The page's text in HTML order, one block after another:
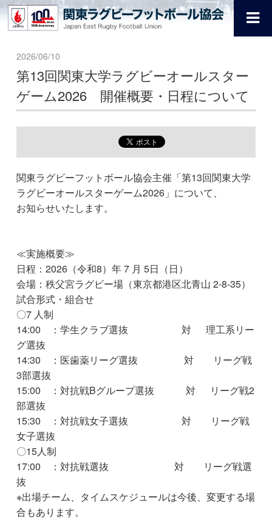
2026/06/10
第13回関東大学ラグビーオールスター
ゲーム2026 開催概要・日程について
関東ラグビーフットボール協会主催「第13回関東大学
ラグビーオールスターゲーム2026」について、
お知らせいたします。
≪実施概要≫
日程：2026（令和8）年 7 月 5日（日）
会場：秩父宮ラグビー場（東京都港区北青山 2-8-35）
試合形式・組合せ
〇7 人制
14:00 ：学生クラブ選抜 対 理工系リー
グ選抜
14:30 ：医歯薬リーグ選抜 対 リーグ戦
3部選抜
15:00 ：対抗戦Bグループ選抜 対 リーグ戦2
部選抜
15:30 ：対抗戦女子選抜 対 リーグ戦
女子選抜
〇15人制
17:00 ：対抗戦選抜 対 リーグ戦選
抜
※出場チーム、タイムスケジュールは今後、変更する場
合もあります。